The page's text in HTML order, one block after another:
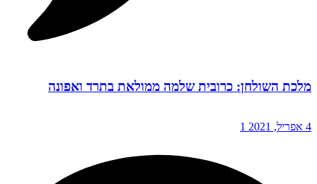
מלכת השולחן: כרובית שלמה ממולאת בתרד ואפונה
4 אפריל, 2021 1